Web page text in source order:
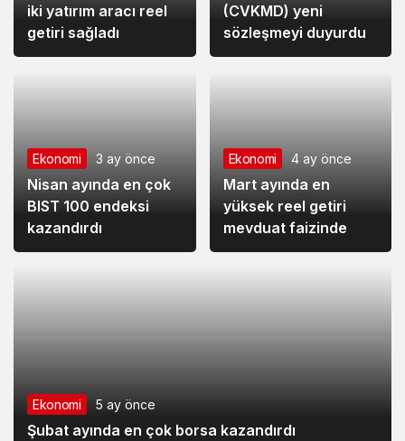
iki yatırım aracı reel
getiri sağladı
(CVKMD) yeni
sözleşmeyi duyurdu
Ekonomi 3 ay önce
Nisan ayında en çok
BIST 100 endeksi
kazandırdı
Ekonomi 4 ay önce
Mart ayında en
yüksek reel getiri
mevduat faizinde
Ekonomi 5 ay önce
Şubat ayında en çok borsa kazandırdı